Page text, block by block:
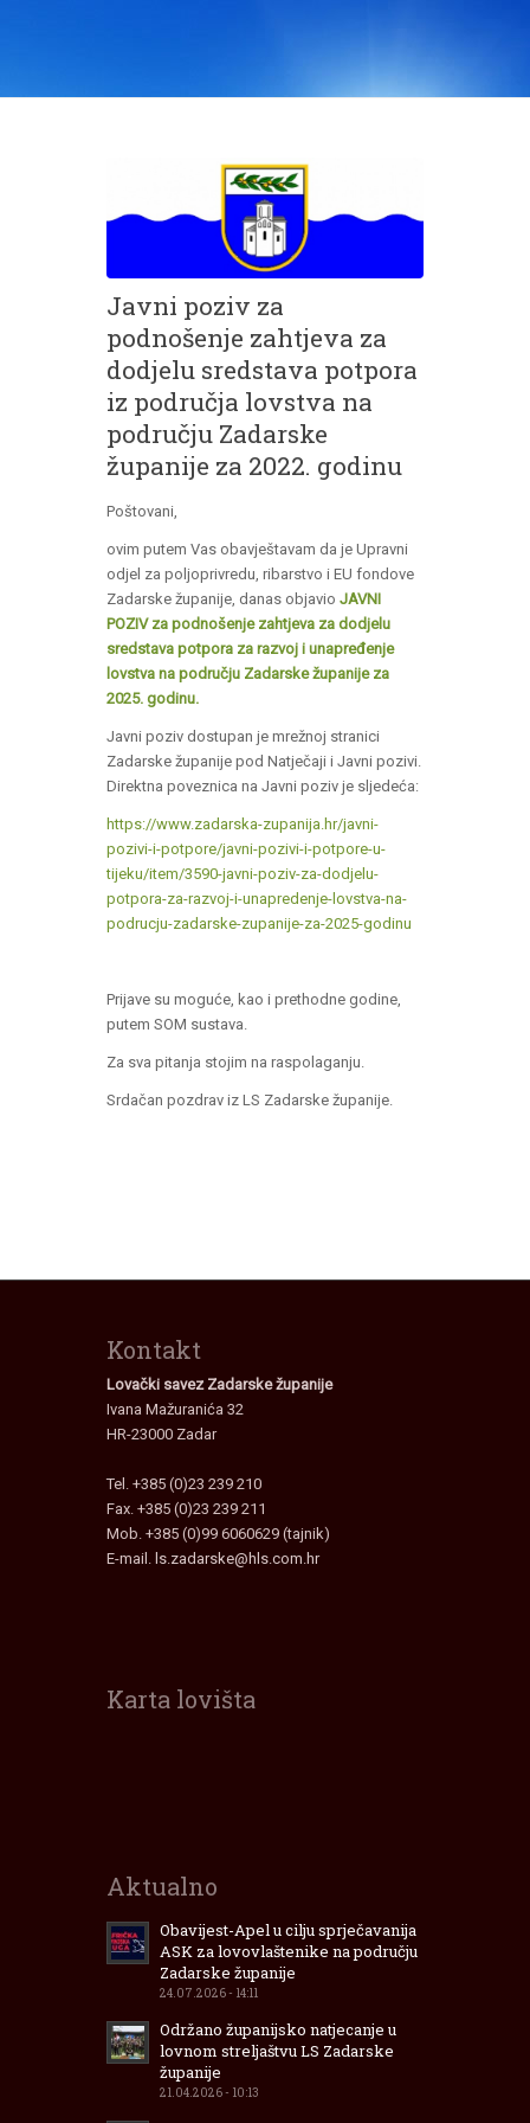
Javni poziv za
podnošenje zahtjeva za
dodjelu sredstava potpora
iz područja lovstva na
području Zadarske
županije za 2022. godinu
Poštovani,
ovim putem Vas obavještavam da je Upravni
odjel za poljoprivredu, ribarstvo i EU fondove
Zadarske županije, danas objavio JAVNI
POZIV za podnošenje zahtjeva za dodjelu
sredstava potpora za razvoj i unapređenje
lovstva na području Zadarske županije za
2025. godinu.
Javni poziv dostupan je mrežnoj stranici
Zadarske županije pod Natječaji i Javni pozivi.
Direktna poveznica na Javni poziv je sljedeća:
https://www.zadarska-zupanija.hr/javni-
pozivi-i-potpore/javni-pozivi-i-potpore-u-
tijeku/item/3590-javni-poziv-za-dodjelu-
potpora-za-razvoj-i-unapredenje-lovstva-na-
podrucju-zadarske-zupanije-za-2025-godinu
Prijave su moguće, kao i prethodne godine,
putem SOM sustava.
Za sva pitanja stojim na raspolaganju.
Srdačan pozdrav iz LS Zadarske županije.
Kontakt
Lovački savez Zadarske županije
Ivana Mažuranića 32
HR-23000 Zadar
Tel. +385 (0)23 239 210
Fax. +385 (0)23 239 211
Mob. +385 (0)99 6060629 (tajnik)
E-mail. ls.zadarske@hls.com.hr
Karta lovišta
Aktualno
Obavijest-Apel u cilju sprječavanija
ASK za lovovlaštenike na području
Zadarske županije
24.07.2026 - 14:11
Održano županijsko natjecanje u
lovnom streljaštvu LS Zadarske
županije
21.04.2026 - 10:13